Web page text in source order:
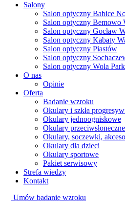
Salony
Salon optyczny Babice
Salon optyczny Bemowo
Salon optyczny Gocław
Salon optyczny Kabaty
Salon optyczny Piastów
Salon optyczny
Salon optyczny Wola
O nas
Opinie
Oferta
Badanie wzroku
Okulary i szkła
Okulary jednoogniskowe
Okulary przeciwsłoneczne
Okulary, soczewki,
Okulary dla dzieci
Okulary sportowe
Pakiet serwisowy
Strefa wiedzy
Kontakt
Umów badanie wzroku